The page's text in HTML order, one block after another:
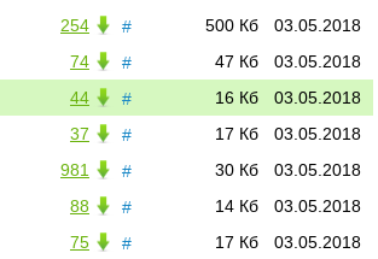
#
03.05.2018
500 Кб
254
#
03.05.2018
47 Кб
74
#
03.05.2018
16 Кб
44
#
03.05.2018
17 Кб
37
#
03.05.2018
30 Кб
981
#
03.05.2018
14 Кб
88
#
03.05.2018
17 Кб
75